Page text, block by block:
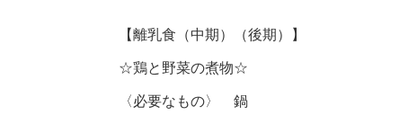
【離乳食（中期）（後期）】
☆鶏と野菜の煮物☆
〈必要なもの〉 鍋